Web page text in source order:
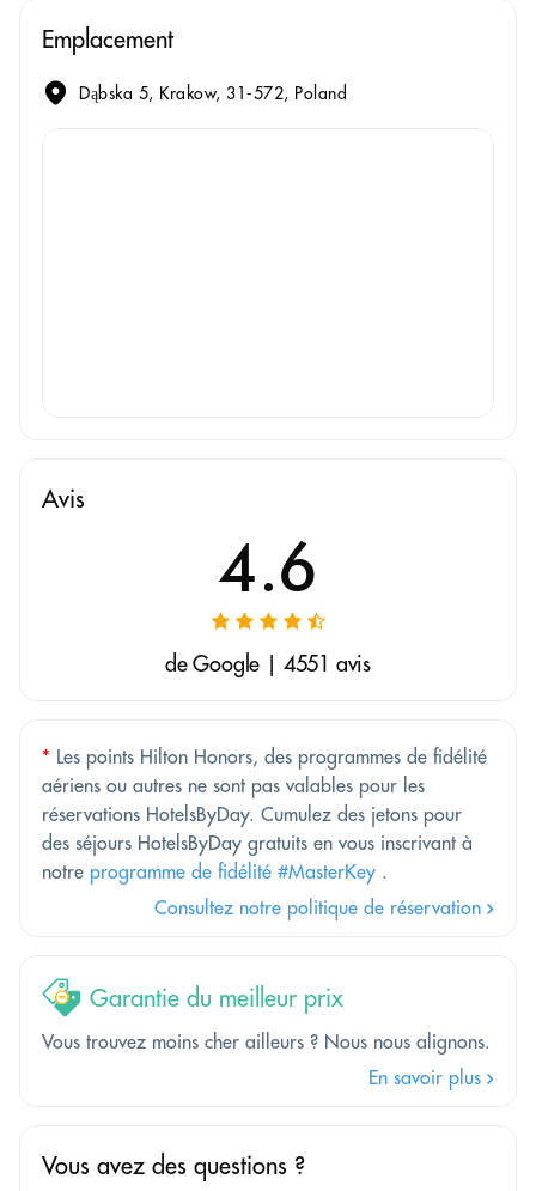
Emplacement
Dąbska 5, Krakow, 31-572, Poland
Avis
4.6
de Google | 4551 avis
* Les points Hilton Honors, des programmes de fidélité
aériens ou autres ne sont pas valables pour les
réservations HotelsByDay. Cumulez des jetons pour
des séjours HotelsByDay gratuits en vous inscrivant à
notre programme de fidélité #MasterKey .
Consultez notre politique de réservation
Garantie du meilleur prix
Vous trouvez moins cher ailleurs ? Nous nous alignons.
En savoir plus
Vous avez des questions ?